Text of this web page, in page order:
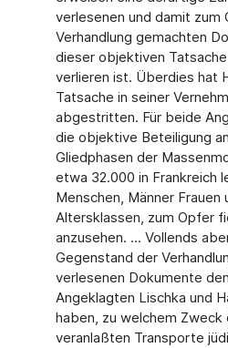
verlesenen und damit zum
Verhandlung gemachten
dieser objektiven
verlieren ist. Überdies hat
Tatsache in seiner
abgestritten. Für beide
die objektive Beteiligung
Gliedphasen der
etwa 32.000 in Frankreich
Menschen, Männer Frauen
Altersklassen, zum Opfer
anzusehen. ... Vollends
Gegenstand der
verlesenen Dokumente
Angeklagten Lischka und
haben, zu welchem Zweck
veranlaßten Transporte